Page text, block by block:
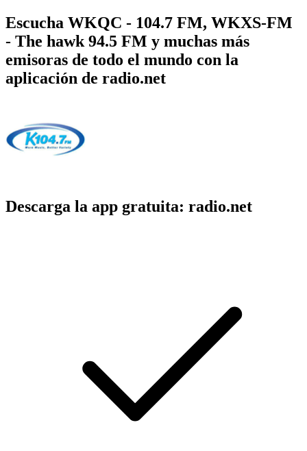
Escucha WKQC - 104.7 FM, WKXS-FM
- The hawk 94.5 FM y muchas más
emisoras de todo el mundo con la
aplicación de radio.net
Descarga la app gratuita: radio.net